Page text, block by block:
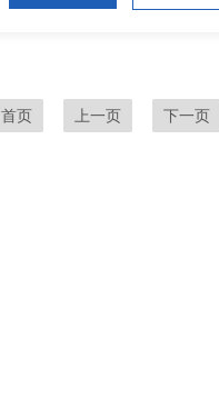
首页 上一页 下一页